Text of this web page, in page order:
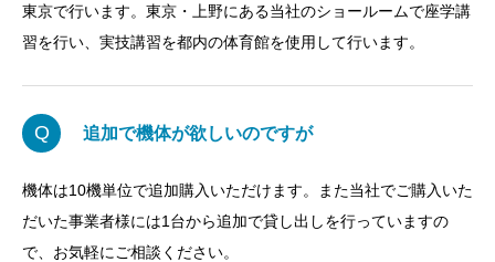
東京で行います。東京・上野にある当社のショールームで座学講
習を行い、実技講習を都内の体育館を使用して行います。
Q 追加で機体が欲しいのですが
機体は10機単位で追加購入いただけます。また当社でご購入いた
だいた事業者様には1台から追加で貸し出しを行っていますの
で、お気軽にご相談ください。